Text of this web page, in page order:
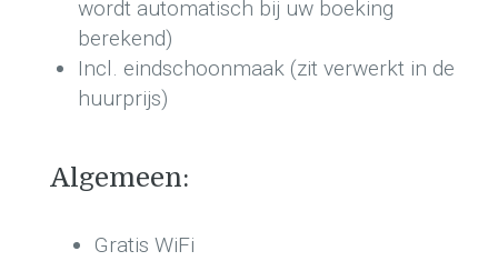
wordt automatisch bij uw boeking
berekend)
Incl. eindschoonmaak (zit verwerkt in de
huurprijs)
Algemeen:
Gratis WiFi